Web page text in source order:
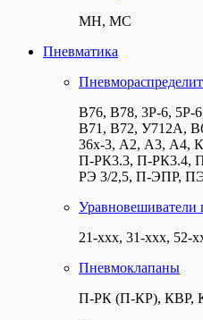
МН, МС
Пневматика
В76, В78, 3Р-6, 5Р-
В71, В72, У712А,
36х-3, А2, А3, А4,
П-РК3.3, П-РК3.4,
РЭ 3/2,5, П-ЭПР,
Уравновешиватели
21-ххх, 31-ххх, 52-
Пневмоклапаны
П-РК (П-КР),